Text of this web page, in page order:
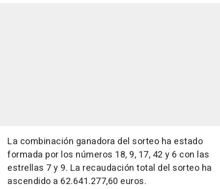
La combinación ganadora del sorteo ha estado
formada por los números 18, 9, 17, 42 y 6 con las
estrellas 7 y 9. La recaudación total del sorteo ha
ascendido a 62.641.277,60 euros.